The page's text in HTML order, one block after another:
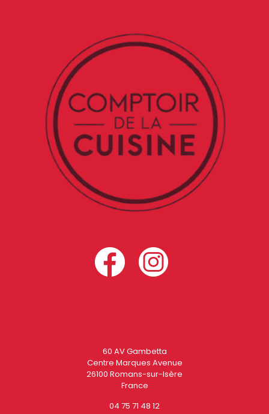
60 AV Gambetta
Centre Marques Avenue
26100 Romans-sur-Isère
France
04 75 71 48 12